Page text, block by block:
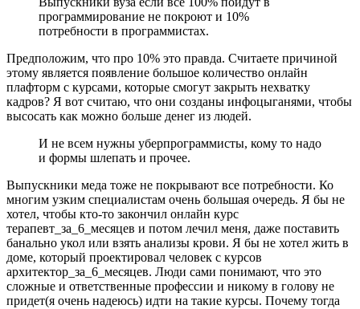
программирование не покроют и 10%
потребности в программистах.
Предположим, что про 10% это правда. Считаете причиной
этому является появление большое количество онлайн
плафторм с курсами, которые смогут закрыть нехватку
кадров? Я вот считаю, что они созданы инфоцыганями, чтобы
высосать как можно больше денег из людей.
И не всем нужны уберпрограммисты, кому то надо
и формы шлепать и прочее.
Выпускники меда тоже не покрывают все потребности. Ко
многим узким специалистам очень большая очередь. Я бы не
хотел, чтобы кто-то закончил онлайн курс
терапевт_за_6_месяцев и потом лечил меня, даже поставить
банально укол или взять анализы крови. Я бы не хотел жить в
доме, который проектировал человек с курсов
архитектор_за_6_месяцев. Люди сами понимают, что это
сложные и ответственные профессии и никому в голову не
придет(я очень надеюсь) идти на такие курсы. Почему тогда